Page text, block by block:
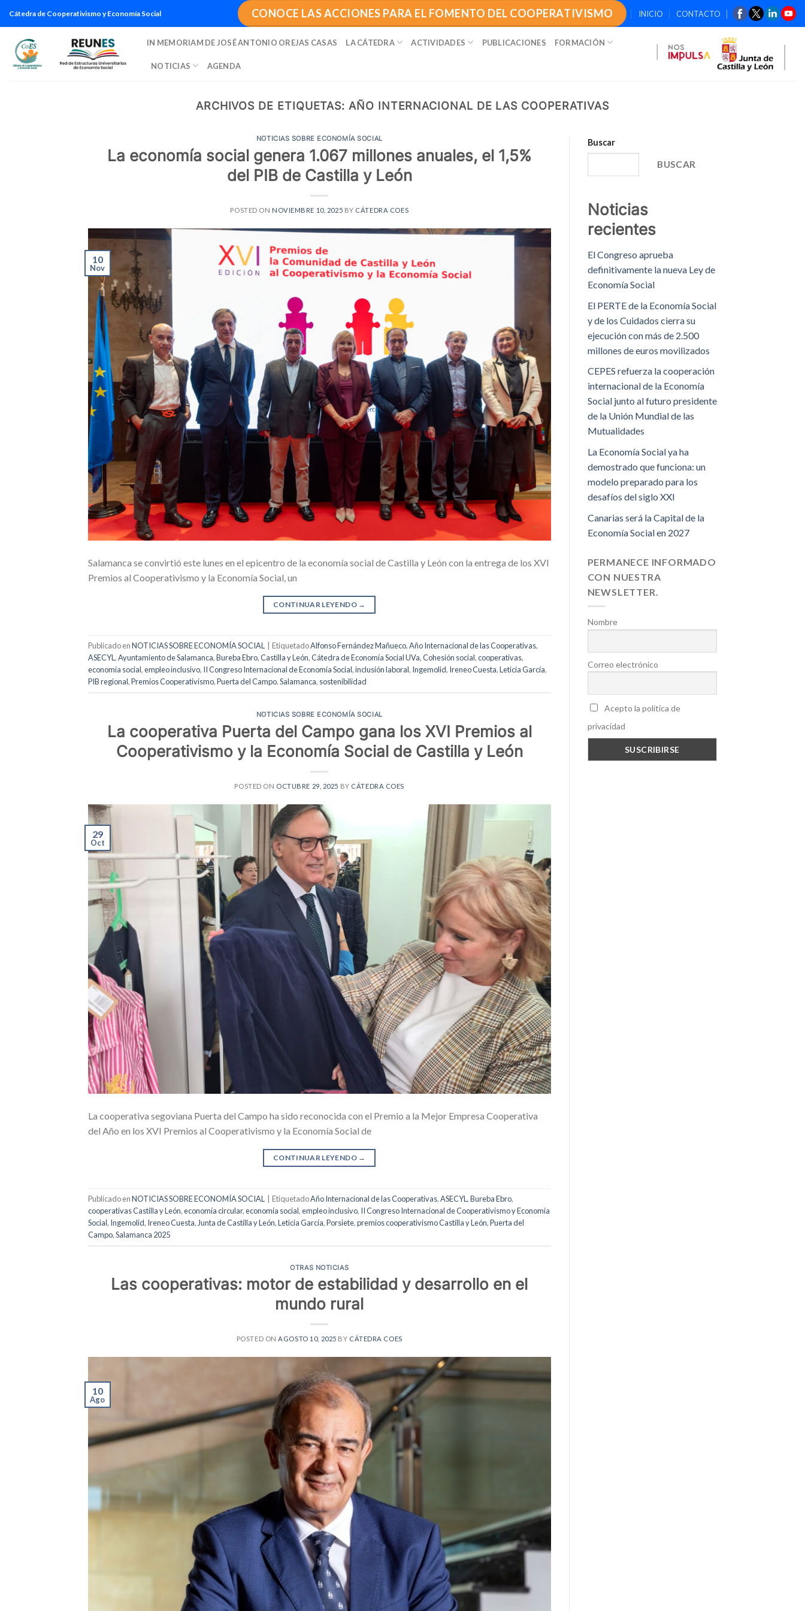
contenido
Cátedra de Cooperativismo y Economía Social CONOCE LAS ACCIONES PARA EL FOMENTO DEL COOPERATIVISMO INICIO CONTACTO
IN MEMORIAM DE JOSÉ ANTONIO OREJAS CASAS LA CÁTEDRA ACTIVIDADES PUBLICACIONES FORMACIÓN
NOTICIAS AGENDA
ARCHIVOS DE ETIQUETAS:AÑO INTERNACIONAL DE LAS COOPERATIVAS
NOTICIAS SOBRE ECONOMÍA SOCIAL
La economía social genera 1.067 millones anuales, el 1,5%
del PIB de Castilla y León
POSTED ON NOVIEMBRE 10, 2025 BY CÁTEDRA COES
10
Nov
Salamanca se convirtió este lunes en el epicentro de la economía social de Castilla y León con la entrega de los XVI
Premios al Cooperativismo y la Economía Social, un
CONTINUAR LEYENDO →
Publicado enNOTICIAS SOBRE ECONOMÍA SOCIAL EtiquetadoAlfonso Fernández Mañueco,Año Internacional de las Cooperativas,
ASECYL,Ayuntamiento de Salamanca,Bureba Ebro,Castilla y León,Cátedra de Economía Social UVa,Cohesión social,cooperativas,
economía social,empleo inclusivo, II Congreso Internacional de Economía Social,inclusión laboral, Ingemolid, Ireneo Cuesta,Leticia García,
PIB regional,Premios Cooperativismo,Puerta del Campo,Salamanca, sostenibilidad
NOTICIAS SOBRE ECONOMÍA SOCIAL
La cooperativa Puerta del Campo gana los XVI Premios al
Cooperativismo y la Economía Social de Castilla y León
POSTED ON OCTUBRE 29, 2025 BY CÁTEDRA COES
29
Oct
La cooperativa segoviana Puerta del Campo ha sido reconocida con el Premio a la Mejor Empresa Cooperativa
del Año en los XVI Premios al Cooperativismo y la Economía Social de
CONTINUAR LEYENDO →
Publicado enNOTICIAS SOBRE ECONOMÍA SOCIAL EtiquetadoAño Internacional de las Cooperativas,ASECYL ,Bureba Ebro,
cooperativas Castilla y León,economía circular,economía social,empleo inclusivo, II Congreso Internacional de Cooperativismo y Economía
Social, Ingemolid, Ireneo Cuesta, Junta de Castilla y León,Leticia García,Porsiete,premios cooperativismo Castilla y León,Puerta del
Campo,Salamanca 2025
OTRAS NOTICIAS
Las cooperativas: motor de estabilidad y desarrollo en el
mundo rural
POSTED ONAGOSTO 10, 2025 BY CÁTEDRA COES
10
Ago
Buscar
BUSCAR
Noticias
recientes
El Congreso aprueba
definitivamente la nueva Ley de
Economía Social
El PERTE de la Economía Social
y de los Cuidados cierra su
ejecución con más de 2.500
millones de euros movilizados
CEPES refuerza la cooperación
internacional de la Economía
Social junto al futuro presidente
de la Unión Mundial de las
Mutualidades
La Economía Social ya ha
demostrado que funciona: un
modelo preparado para los
desafíos del siglo XXI
Canarias será la Capital de la
Economía Social en 2027
PERMANECE INFORMADO
CON NUESTRA
NEWSLETTER.
Nombre
Correo electrónico
Acepto la política de
privacidad